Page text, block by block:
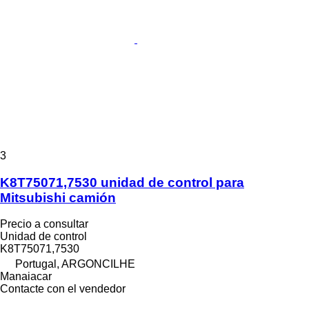
3
K8T75071,7530 unidad de control para
Mitsubishi camión
Precio a consultar
Unidad de control
K8T75071,7530
Portugal, ARGONCILHE
Manaiacar
Contacte con el vendedor